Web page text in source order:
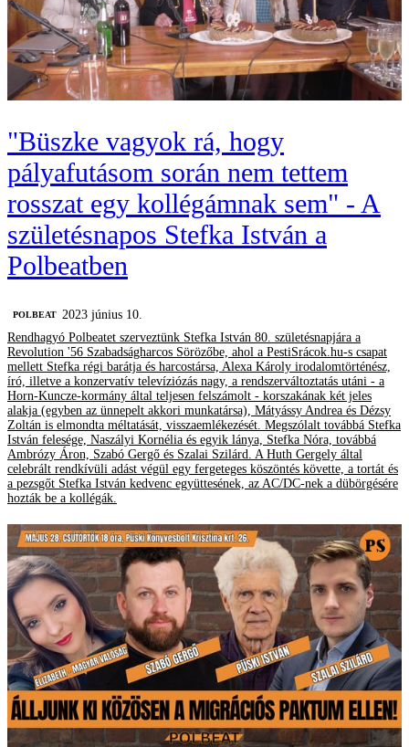
"Büszke vagyok rá, hogy
pályafutásom során nem tettem
rosszat egy kollégámnak sem" - A
születésnapos Stefka István a
Polbeatben
‎POLBEAT 2023 június 10.
Rendhagyó Polbeatet szerveztünk Stefka István 80. születésnapjára a
Revolution '56 Szabadságharcos Sörözőbe, ahol a PestiSrácok.hu-s csapat
mellett Stefka régi barátja és harcostársa, Alexa Károly irodalomtörténész,
író, illetve a konzervatív televíziózás nagy, a rendszerváltoztatás utáni - a
Horn-Kuncze-kormány által teljesen felszámolt - korszakának két jeles
alakja (egyben az ünnepelt akkori munkatársa), Mátyássy Andrea és Dézsy
Zoltán is elmondta méltatását, visszaemlékezését. Megszólalt továbbá Stefka
István felesége, Naszályi Kornélia és egyik lánya, Stefka Nóra, továbbá
Ambrózy Áron, Szabó Gergő és Szalai Szilárd. A Huth Gergely által
celebrált rendkívüli adást végül egy fergeteges köszöntés követte, a tortát és
a pezsgőt Stefka István kedvenc együttesének, az AC/DC-nek a dübörgésére
hozták be a kollégák.